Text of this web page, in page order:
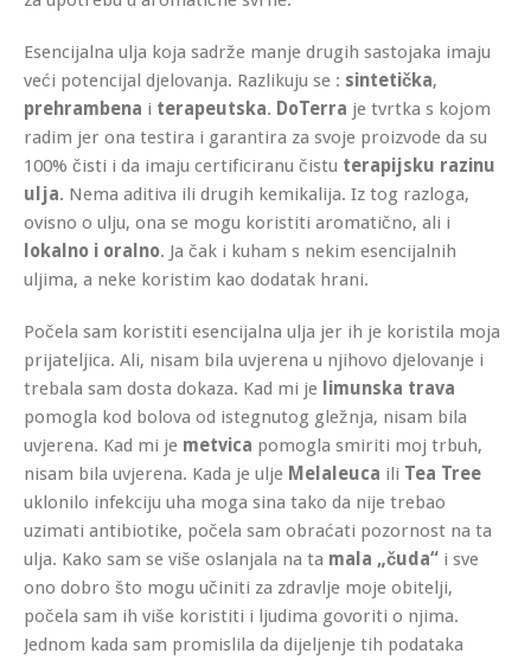
Esencijalna ulja koja sadrže manje drugih sastojaka imaju
veći potencijal djelovanja. Razlikuju se : sintetička,
prehrambena i terapeutska. DoTerra je tvrtka s kojom
radim jer ona testira i garantira za svoje proizvode da su
100% čisti i da imaju certificiranu čistu terapijsku razinu
ulja. Nema aditiva ili drugih kemikalija. Iz tog razloga,
ovisno o ulju, ona se mogu koristiti aromatično, ali i
lokalno i oralno. Ja čak i kuham s nekim esencijalnih
uljima, a neke koristim kao dodatak hrani.
Počela sam koristiti esencijalna ulja jer ih je koristila moja
prijateljica. Ali, nisam bila uvjerena u njihovo djelovanje i
trebala sam dosta dokaza. Kad mi je limunska trava
pomogla kod bolova od istegnutog gležnja, nisam bila
uvjerena. Kad mi je metvica pomogla smiriti moj trbuh,
nisam bila uvjerena. Kada je ulje Melaleuca ili Tea Tree
uklonilo infekciju uha moga sina tako da nije trebao
uzimati antibiotike, počela sam obraćati pozornost na ta
ulja. Kako sam se više oslanjala na ta mala „čuda“ i sve
ono dobro što mogu učiniti za zdravlje moje obitelji,
počela sam ih više koristiti i ljudima govoriti o njima.
Jednom kada sam promislila da dijeljenje tih podataka